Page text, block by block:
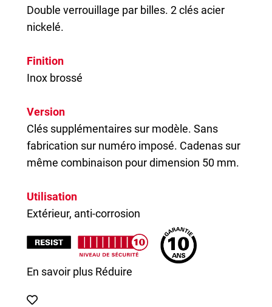
Double verrouillage par billes. 2 clés acier
nickelé.
Finition
Inox brossé
Version
Clés supplémentaires sur modèle. Sans
fabrication sur numéro imposé. Cadenas sur
même combinaison pour dimension 50 mm.
Utilisation
Extérieur, anti-corrosion
En savoir plus Réduire